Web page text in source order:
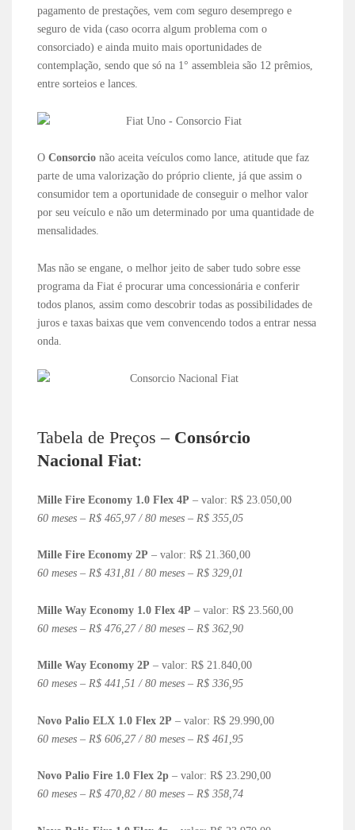
pagamento de prestações, vem com seguro desemprego e
seguro de vida (caso ocorra algum problema com o
consorciado) e ainda muito mais oportunidades de
contemplação, sendo que só na 1° assembleia são 12 prêmios,
entre sorteios e lances.
O Consorcio não aceita veículos como lance, atitude que faz
parte de uma valorização do próprio cliente, já que assim o
consumidor tem a oportunidade de conseguir o melhor valor
por seu veículo e não um determinado por uma quantidade de
mensalidades.
Mas não se engane, o melhor jeito de saber tudo sobre esse
programa da Fiat é procurar uma concessionária e conferir
todos planos, assim como descobrir todas as possibilidades de
juros e taxas baixas que vem convencendo todos a entrar nessa
onda.
Tabela de Preços – Consórcio
Nacional Fiat:
Mille Fire Economy 1.0 Flex 4P – valor: R$ 23.050,00
60 meses – R$ 465,97 / 80 meses – R$ 355,05
Mille Fire Economy 2P – valor: R$ 21.360,00
60 meses – R$ 431,81 / 80 meses – R$ 329,01
Mille Way Economy 1.0 Flex 4P – valor: R$ 23.560,00
60 meses – R$ 476,27 / 80 meses – R$ 362,90
Mille Way Economy 2P – valor: R$ 21.840,00
60 meses – R$ 441,51 / 80 meses – R$ 336,95
Novo Palio ELX 1.0 Flex 2P – valor: R$ 29.990,00
60 meses – R$ 606,27 / 80 meses – R$ 461,95
Novo Palio Fire 1.0 Flex 2p – valor: R$ 23.290,00
60 meses – R$ 470,82 / 80 meses – R$ 358,74